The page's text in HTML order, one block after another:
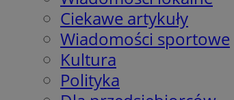
Ciekawe artykuły
Wiadomości sportowe
Kultura
Polityka